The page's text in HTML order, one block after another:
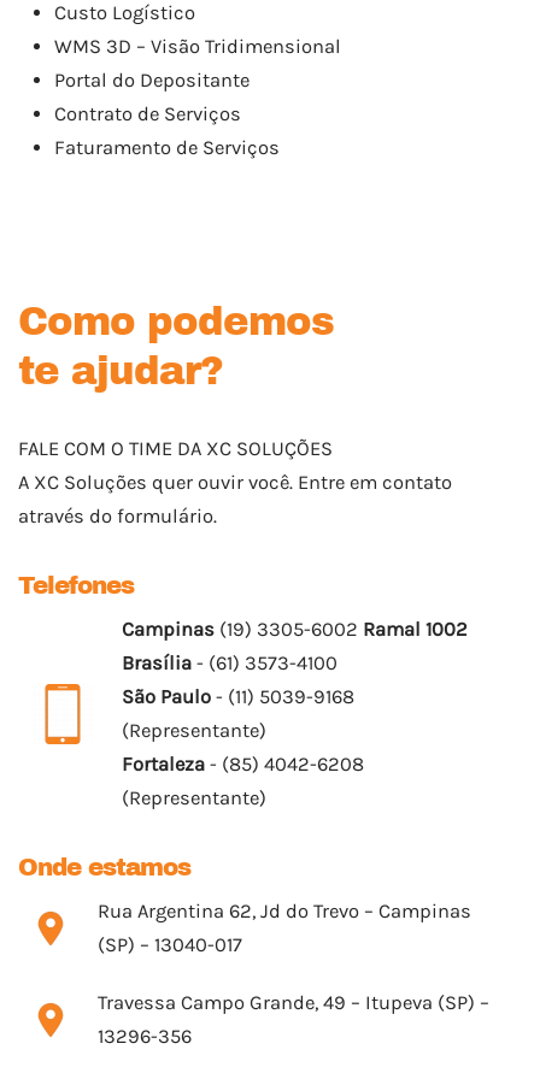
Custo Logístico
WMS 3D – Visão Tridimensional
Portal do Depositante
Contrato de Serviços
Faturamento de Serviços
Como podemos
te ajudar?
FALE COM O TIME DA XC SOLUÇÕES
A XC Soluções quer ouvir você. Entre em contato
através do formulário.
Telefones
Campinas (19) 3305-6002 Ramal 1002
Brasília - (61) 3573-4100
São Paulo - (11) 5039-9168
(Representante)
Fortaleza - (85) 4042-6208
(Representante)
Onde estamos
Rua Argentina 62, Jd do Trevo – Campinas
(SP) – 13040-017
Travessa Campo Grande, 49 – Itupeva (SP) –
13296-356